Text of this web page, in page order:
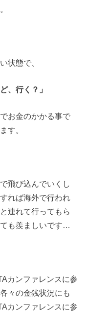
状態で、
、行く？」
お金のかかる事で
す。
飛び込んでいくし
れば海外で行われ
連れて行ってもら
も羨ましいです…
カンファレンスに参
々の金銭状況にも
カンファレンスに参